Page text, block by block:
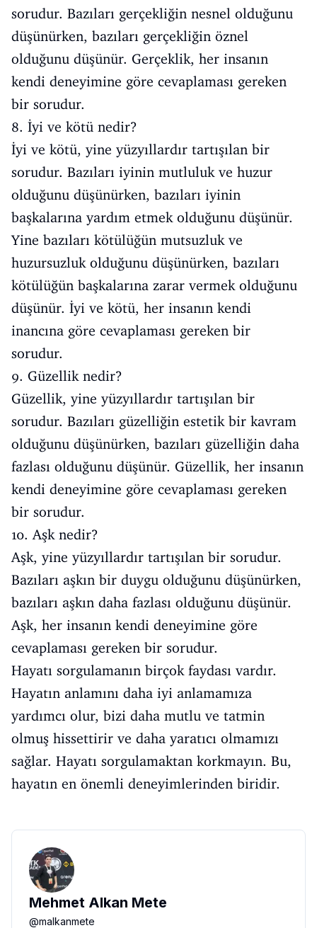
sorudur. Bazıları gerçekliğin nesnel olduğunu
düşünürken, bazıları gerçekliğin öznel
olduğunu düşünür. Gerçeklik, her insanın
kendi deneyimine göre cevaplaması gereken
bir sorudur.
8. İyi ve kötü nedir?
İyi ve kötü, yine yüzyıllardır tartışılan bir
sorudur. Bazıları iyinin mutluluk ve huzur
olduğunu düşünürken, bazıları iyinin
başkalarına yardım etmek olduğunu düşünür.
Yine bazıları kötülüğün mutsuzluk ve
huzursuzluk olduğunu düşünürken, bazıları
kötülüğün başkalarına zarar vermek olduğunu
düşünür. İyi ve kötü, her insanın kendi
inancına göre cevaplaması gereken bir
sorudur.
9. Güzellik nedir?
Güzellik, yine yüzyıllardır tartışılan bir
sorudur. Bazıları güzelliğin estetik bir kavram
olduğunu düşünürken, bazıları güzelliğin daha
fazlası olduğunu düşünür. Güzellik, her insanın
kendi deneyimine göre cevaplaması gereken
bir sorudur.
10. Aşk nedir?
Aşk, yine yüzyıllardır tartışılan bir sorudur.
Bazıları aşkın bir duygu olduğunu düşünürken,
bazıları aşkın daha fazlası olduğunu düşünür.
Aşk, her insanın kendi deneyimine göre
cevaplaması gereken bir sorudur.
Hayatı sorgulamanın birçok faydası vardır.
Hayatın anlamını daha iyi anlamamıza
yardımcı olur, bizi daha mutlu ve tatmin
olmuş hissettirir ve daha yaratıcı olmamızı
sağlar. Hayatı sorgulamaktan korkmayın. Bu,
hayatın en önemli deneyimlerinden biridir.
Mehmet Alkan Mete
@malkanmete